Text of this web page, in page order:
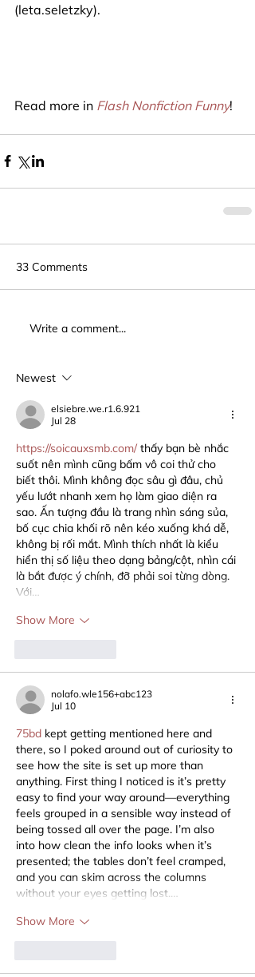
(leta.seletzky).
Read more in Flash Nonfiction Funny!
33 Comments
Write a comment...
Newest
elsiebre.we.r1.6.921
Jul 28
https://soicauxsmb.com/ thấy bạn bè nhắc
suốt nên mình cũng bấm vô coi thử cho
biết thôi. Mình không đọc sâu gì đâu, chủ
yếu lướt nhanh xem họ làm giao diện ra
sao. Ấn tượng đầu là trang nhìn sáng sủa,
bố cục chia khối rõ nên kéo xuống khá dễ,
không bị rối mắt. Mình thích nhất là kiểu
hiển thị số liệu theo dạng bảng/cột, nhìn cái
là bắt được ý chính, đỡ phải soi từng dòng.
Với…
Show More
nolafo.wle156+abc123
Jul 10
75bd kept getting mentioned here and
there, so I poked around out of curiosity to
see how the site is set up more than
anything. First thing I noticed is it’s pretty
easy to find your way around—everything
feels grouped in a sensible way instead of
being tossed all over the page. I’m also
into how clean the info looks when it’s
presented; the tables don’t feel cramped,
and you can skim across the columns
without your eyes getting lost.…
Show More